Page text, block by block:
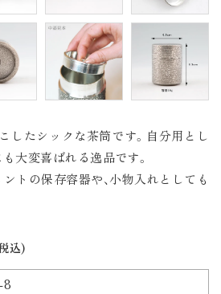
したシックな茶筒です。自分用とし
大変喜ばれる逸品です。
トの保存容器や、小物入れとしても
込)
8